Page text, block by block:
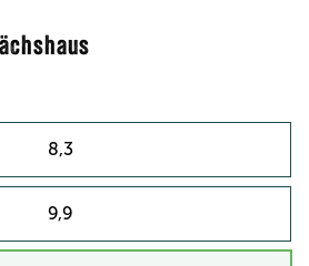
8,3
9,9